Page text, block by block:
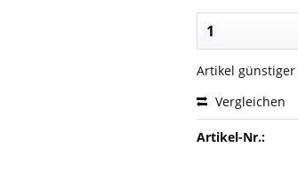
Artikel günstiger
Vergleichen
Artikel-Nr.: